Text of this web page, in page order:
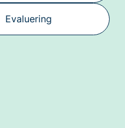
Evaluering